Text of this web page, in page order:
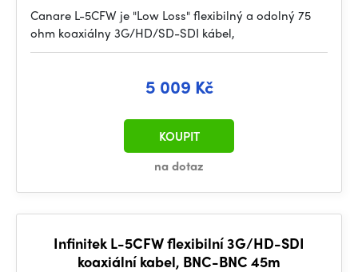
Canare L-5CFW je "Low Loss" flexibilný a odolný 75
ohm koaxiálny 3G/HD/SD-SDI kábel,
5 009 Kč
na dotaz
KOUPIT
Infinitek L-5CFW flexibilní 3G/HD-SDI
koaxiální kabel, BNC-BNC 45m